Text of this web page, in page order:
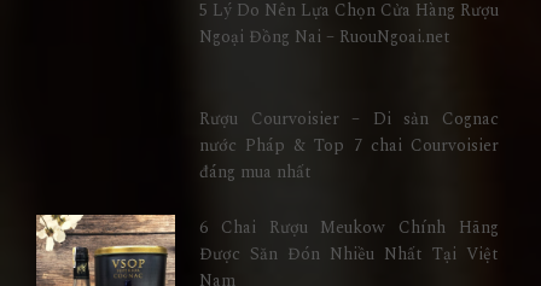
5 Lý Do Nên Lựa Chọn Cửa Hàng Rượu
Ngoại Đồng Nai – RuouNgoai.net
Rượu Courvoisier – Di sản Cognac
nước Pháp & Top 7 chai Courvoisier
đáng mua nhất
6 Chai Rượu Meukow Chính Hãng
Được Săn Đón Nhiều Nhất Tại Việt